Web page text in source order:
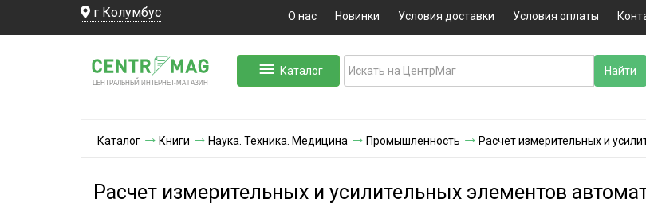
г Колумбус О нас Новинки Условия доставки Условия оплаты
ЦЕНТРАЛЬНЫЙ ИНТЕРНЕТ-МА ГАЗИН
Каталог
Каталог Книги Наука. Техника. Медицина Промышленность Расчет измерительных и
Расчет измерительных и усилительных элементов